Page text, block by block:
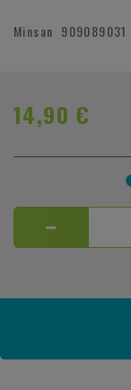
Minsan 909089031
14,90 €